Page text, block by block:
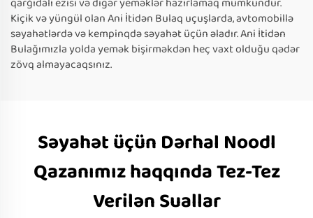
Kiçik və yüngül olan Ani İtidən Bulaq uçuşlarda, avtomobillə
səyahətlərdə və kempinqdə səyahət üçün əladır. Ani İtidən
Bulağımızla yolda yemək bişirməkdən heç vaxt olduğu qədər
zövq almayacaqsınız.
Səyahət üçün Dərhal Noodl
Qazanımız haqqında Tez-Tez
Verilən Suallar